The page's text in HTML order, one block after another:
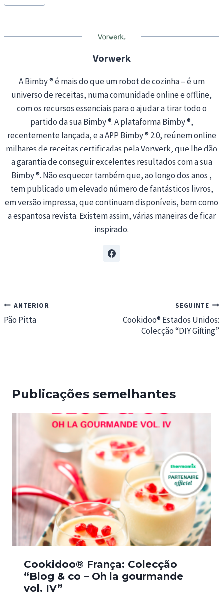
i
g
Tags:
Vorwerk
A Bimby ® é mais do que um robot de cozinha – é um
universo de receitas, numa comunidade online e offline,
com os recursos essenciais para o ajudar a tirar todo o
partido da sua Bimby ®. A plataforma Bimby ®,
recentemente lançada, e a APP Bimby ® 2.0, reúnem online
milhares de receitas certificadas pela Vorwerk, que lhe dão
a garantia de conseguir excelentes resultados com a sua
Bimby ®. Não esquecer também que, ao longo dos anos ,
tem publicado um elevado número de fantásticos livros,
em versão impressa, que continuam disponíveis, bem como
a espantosa revista. Existem assim, várias maneiras de ficar
inspirado.
Navegação
de
ANTERIOR
Pão Pitta
SEGUINTE
Cookidoo® Estados Unidos:
Colecção “DIY Gifting”
Publicações semelhantes
Cookidoo® França: Colecção
“Blog & co – Oh la gourmande
vol. IV”